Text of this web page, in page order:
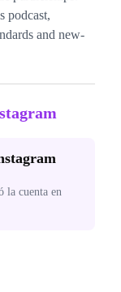
podcast,
and new-
la cuenta en